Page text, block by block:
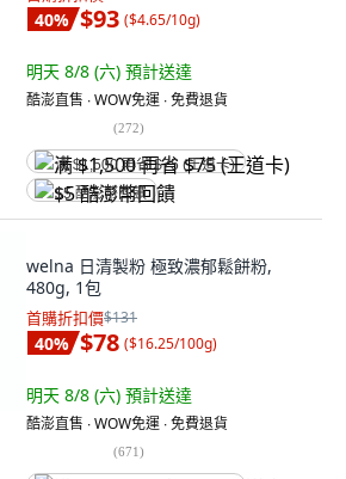
40% $93 ($4.65/10g)
明天 8/8 (六) 預計送達
酷澎直售 ∙ WOW免運 ∙ 免費退貨
(272)
满 $1,500 再省 $75 (王道卡)
$5 酷澎幣回饋
welna 日清製粉 極致濃郁鬆餅粉,
480g, 1包
首購折扣價$131
40% $78 ($16.25/100g)
明天 8/8 (六) 預計送達
酷澎直售 ∙ WOW免運 ∙ 免費退貨
(671)